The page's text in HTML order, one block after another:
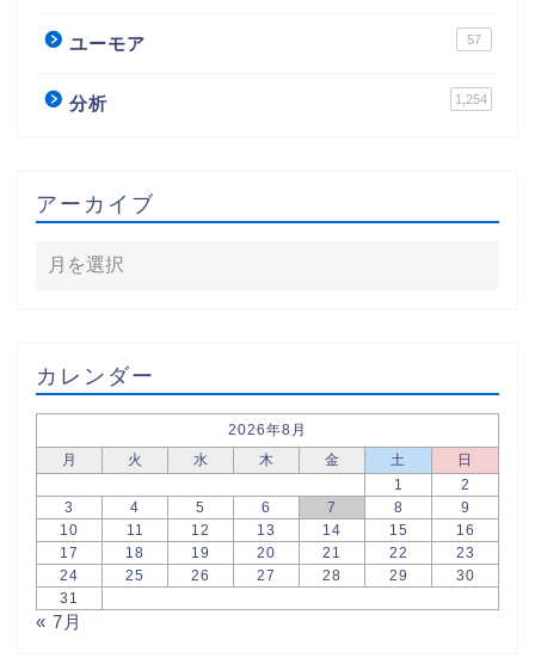
ユーモア 57
分析 1,254
アーカイブ
カレンダー
2026年8月
月
火 水 木 金 土
日
1
2
3
4 5 6 7 8
9
10
11 12 13 14 15
16
17
18 19 20 21 22
23
24
25 26 27 28 29
30
31
« 7月